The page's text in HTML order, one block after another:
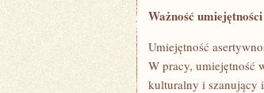
Ważność
Umiejętność
W pracy, umiejętność
kulturalny i szanujący